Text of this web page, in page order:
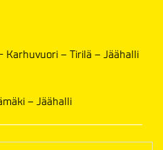
­­­Karhuvuori – Tirilä – Jäähalli
– Jäähalli­­